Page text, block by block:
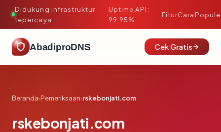
Didukung infrastruktur
tepercaya
·
Uptime API:
99.95%
FiturCara
AbadiproDNS Cek Gratis
Beranda›Pemeriksaan›rskebonjati.com
rskebonjati.com